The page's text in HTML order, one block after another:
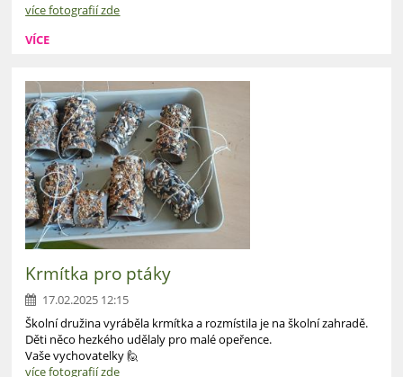
více fotografií zde
VÍCE
Krmítka pro ptáky
17.02.2025 12:15
Školní družina vyráběla krmítka a rozmístila je na školní zahradě.
Děti něco hezkého udělaly pro malé opeřence.
Vaše vychovatelky 🙋
více fotografií zde